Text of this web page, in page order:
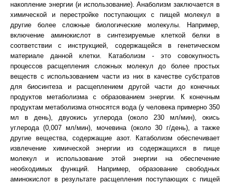
накопление энергии (и использование). Анаболизм заключается в
химической и перестройке поступающих с пищей молекул в
другие более сложные биологические молекулы. Например,
включение аминокислот в синтезируемые клеткой белки в
соответствии с инструкцией, содержащейся в генетическом
материале данной клетки. Катаболизм - это совокупность
процессов расщепления сложных молекул до более простых
веществ с использованием части из них в качестве субстратов
для биосинтеза и расщеплением другой части до конечных
продуктов метаболизма с образованием энергии. К конечным
продуктам метаболизма относятся вода (у человека примерно 350
мл в день), двуокись углерода (около 230 мл/мин), окись
углерода (0,007 мл/мин), мочевина (около 30 г/день), а также
другие вещества, содержащие азот. Катаболизм обеспечивает
извлечение химической энергии из содержащихся в пище
молекул и использование этой энергии на обеспечение
необходимых функций. Например, образование свободных
аминокислот в результате расщепления поступающих с пищей